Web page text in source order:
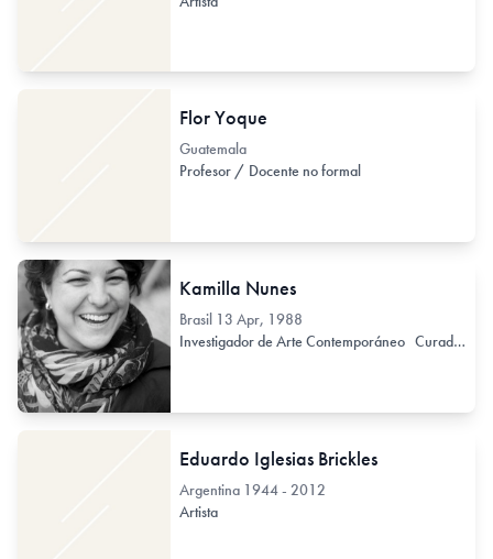
Flor Yoque
Guatemala
Profesor / Docente no formal
Kamilla Nunes
Brasil 13 Apr, 1988
Investigador de Arte Contemporáneo Curador / Comisario (de Arte Contemporáneo)
Eduardo Iglesias Brickles
Argentina 1944 - 2012
Artista